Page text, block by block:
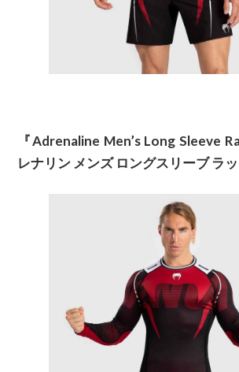
『Adrenaline Men’s Long Sleeve
レナリン メンズ ロングスリーブ ラッ